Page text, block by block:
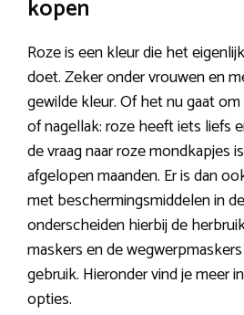
kopen
Roze is een kleur die het
doet. Zeker onder vrouwen en
gewilde kleur. Of het nu gaat
of nagellak: roze heeft iets liefs
de vraag naar roze mondkapjes
afgelopen maanden. Er is dan
met beschermingsmiddelen in
onderscheiden hierbij de
maskers en de
gebruik. Hieronder vind je meer
opties.